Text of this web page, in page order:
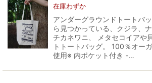
在庫わずか
アンダーグラウンドトートバ
ら見つかっている、クジラ、
チカネワニ、 メタセコイアや
トトートバッグ。 100％オー
使用※ 内ポケット付き -…